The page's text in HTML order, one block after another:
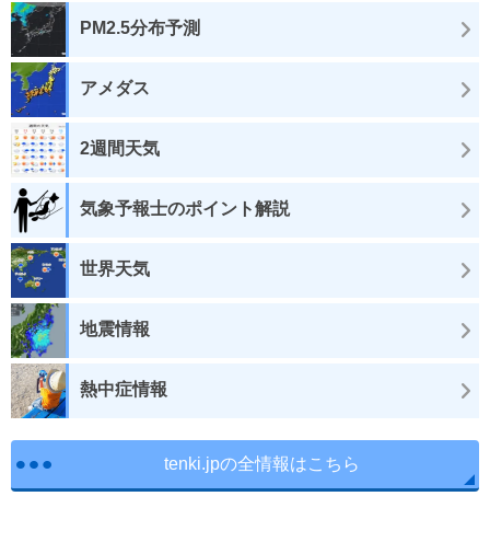
PM2.5分布予測
アメダス
2週間天気
気象予報士のポイント解説
世界天気
地震情報
熱中症情報
tenki.jpの全情報はこちら